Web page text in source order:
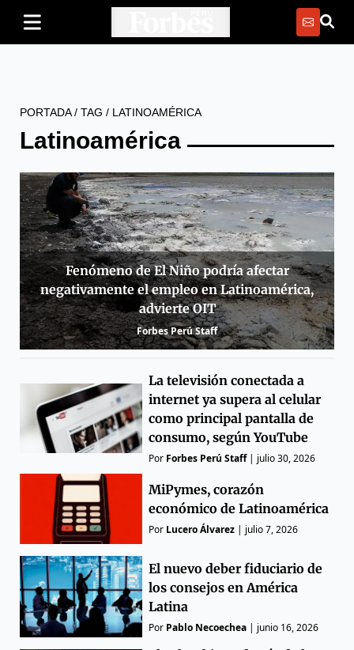
PORTADA/ TAG / LATINOAMÉRICA
Latinoamérica
Fenómeno de El Niño podría afectar
negativamente el empleo en Latinoamérica,
advierte OIT
Forbes Perú Staff
La televisión conectada a
internet ya supera al celular
como principal pantalla de
consumo, según YouTube
Por Forbes Perú Staff| julio 30, 2026
MiPymes, corazón
económico de Latinoamérica
Por Lucero Álvarez julio 7, 2026
El nuevo deber fiduciario de
los consejos en América
Latina
Por Pablo Necoechea | junio 16, 2026